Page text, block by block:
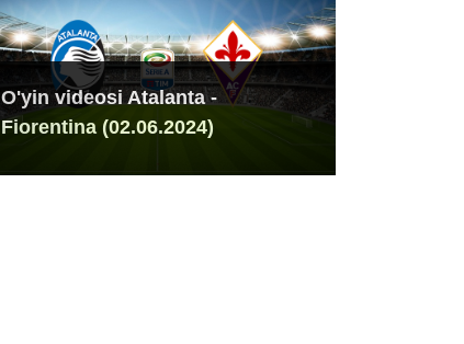
O'yin videosi Atalanta -
Fiorentina (02.06.2024)